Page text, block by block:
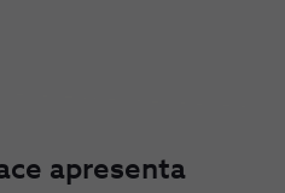
apresenta